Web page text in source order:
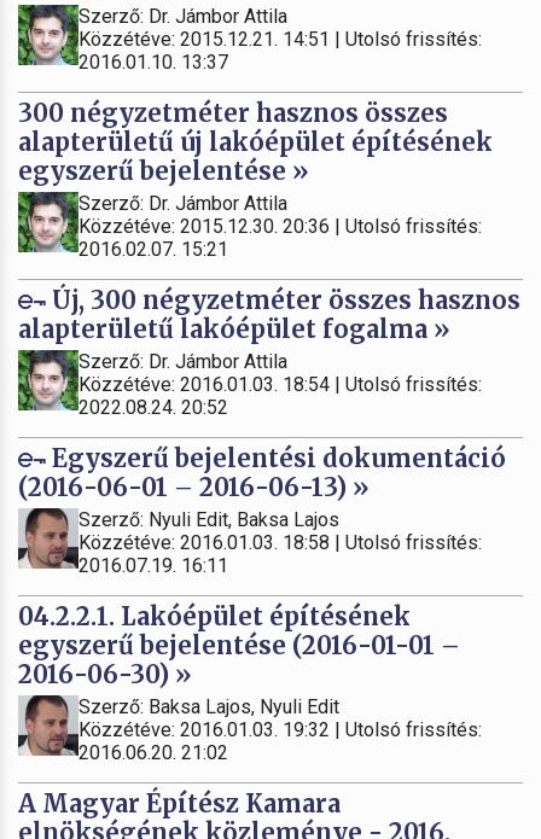
Szerző: Dr. Jámbor Attila
Közzétéve: 2015.12.21. 14:51 | Utolsó frissítés:
2016.01.10. 13:37
300 négyzetméter hasznos összes
alapterületű új lakóépület építésének
egyszerű bejelentése »
Szerző: Dr. Jámbor Attila
Közzétéve: 2015.12.30. 20:36 | Utolsó frissítés:
2016.02.07. 15:21
Új, 300 négyzetméter összes hasznos
alapterületű lakóépület fogalma »
Szerző: Dr. Jámbor Attila
Közzétéve: 2016.01.03. 18:54 | Utolsó frissítés:
2022.08.24. 20:52
Egyszerű bejelentési dokumentáció
(2016-06-01 – 2016-06-13) »
Szerző: Nyuli Edit, Baksa Lajos
Közzétéve: 2016.01.03. 18:58 | Utolsó frissítés:
2016.07.19. 16:11
04.2.2.1. Lakóépület építésének
egyszerű bejelentése (2016-01-01 –
2016-06-30) »
Szerző: Baksa Lajos, Nyuli Edit
Közzétéve: 2016.01.03. 19:32 | Utolsó frissítés:
2016.06.20. 21:02
A Magyar Építész Kamara
elnökségének közleménye - 2016.